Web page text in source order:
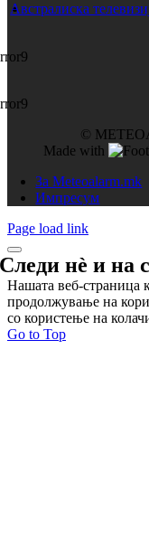
Австралиска
©
Made with
За Meteoalarm.mk
Импресум
Page load link
Следи нѐ и на
Нашата веб-страница
продолжување на
со користење на
Go to Top